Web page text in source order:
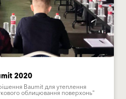
2020
Baumit для утеплення
облицювання поверхонь"